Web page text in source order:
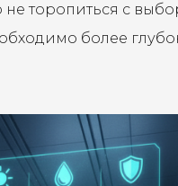
не торопиться с
более